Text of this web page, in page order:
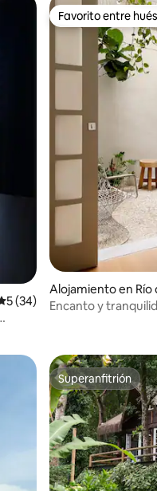
promedio: 5 de
5 (34)
Favorito entre
Favorito entre
Alojamiento en Río
Encanto y
Superanfitrión
Superanfitrión